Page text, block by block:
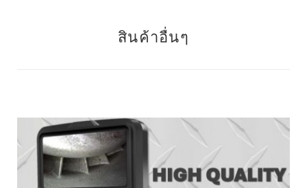
สินค้าอื่นๆ